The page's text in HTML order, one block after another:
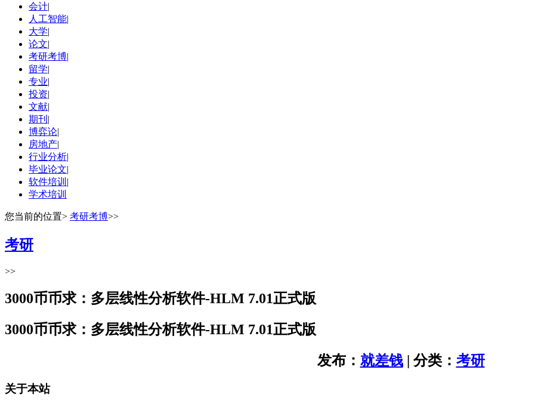
会计|
人工智能|
大学|
论文|
考研考博|
留学|
专业|
投资|
文献|
期刊 |
博弈论|
房地产|
行业分析|
毕业论文|
软件培训 |
学术培训
您当前的位置> 考研考博>>
考研
>>
3000币币求：多层线性分析软件-HLM 7.01正式版
3000币币求：多层线性分析软件-HLM 7.01正式版
发布： 就差钱| 分类： 考研
关于本站